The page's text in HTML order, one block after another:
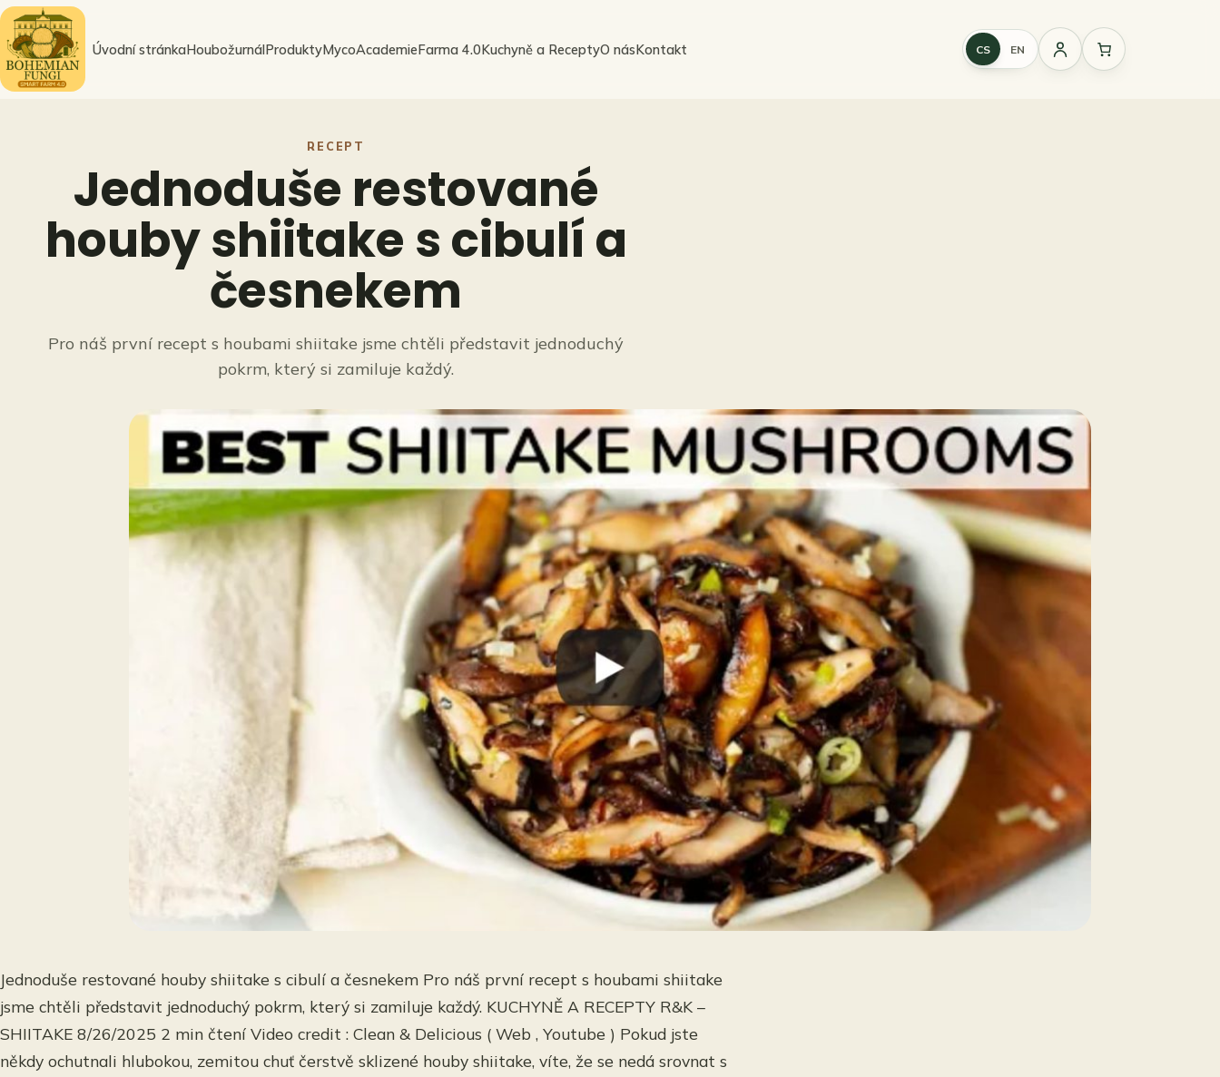
Přeskočit
na
obsah
Úvodní stránkaHoubožurnálProduktyMycoAcademieFarma 4.0Kuchyně a ReceptyO násKontakt CS EN
Přihlášení
RECEPT
Jednoduše restované
houby shiitake s cibulí a
česnekem
Pro náš první recept s houbami shiitake jsme chtěli představit jednoduchý
pokrm, který si zamiluje každý.
Jednoduše restované houby shiitake s cibulí a česnekem Pro náš první recept s houbami shiitake
jsme chtěli představit jednoduchý pokrm, který si zamiluje každý. KUCHYNĚ A RECEPTY R&K –
SHIITAKE 8/26/2025 2 min čtení Video credit : Clean & Delicious ( Web , Youtube ) Pokud jste
někdy ochutnali hlubokou, zemitou chuť čerstvě sklizené houby shiitake, víte, že se nedá srovnat s